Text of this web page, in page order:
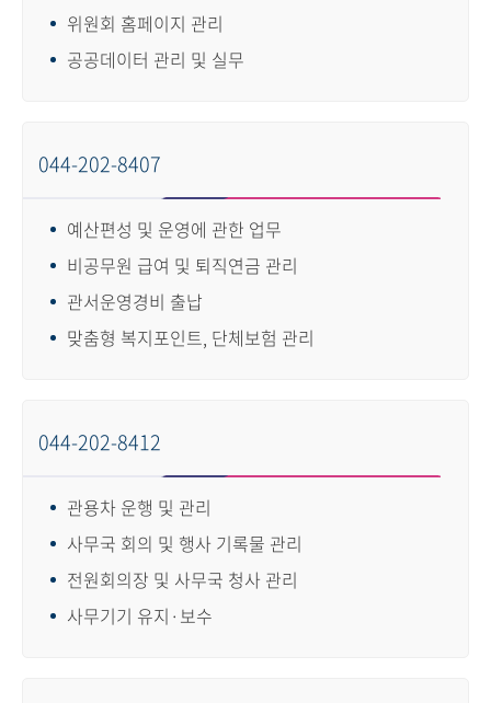
위원회 홈페이지 관리
공공데이터 관리 및 실무
044-202-8407
예산편성 및 운영에 관한 업무
비공무원 급여 및 퇴직연금 관리
관서운영경비 출납
맞춤형 복지포인트, 단체보험 관리
044-202-8412
관용차 운행 및 관리
사무국 회의 및 행사 기록물 관리
전원회의장 및 사무국 청사 관리
사무기기 유지·보수